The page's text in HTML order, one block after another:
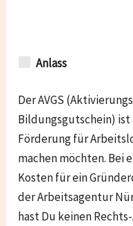
Anlass
Der AVGS
Bildungsgutschein)
Förderung für
machen möchten. Bei
Kosten für ein
der Arbeitsagentur
hast Du keinen